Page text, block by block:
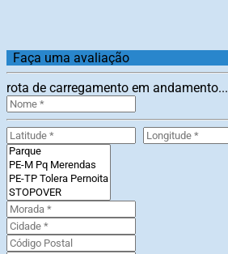
Faça uma avaliação
rota de carregamento em andamento...